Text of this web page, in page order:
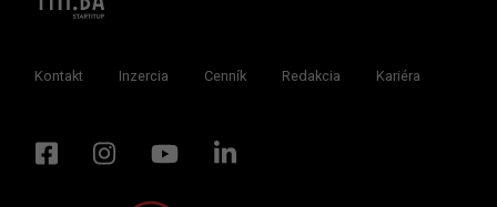
Kontakt Inzercia Cenník Redakcia Kariéra